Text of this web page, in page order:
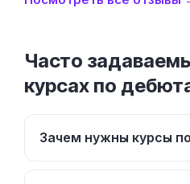
Часто
курсах по
Зачем нужны курсы